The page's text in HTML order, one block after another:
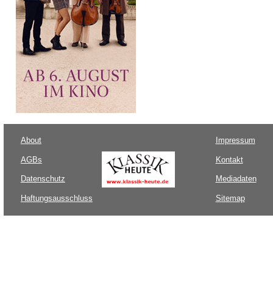
About
AGBs
Datenschutz
Haftungsausschluss
Impressum
Kontakt
Mediadaten
Sitemap